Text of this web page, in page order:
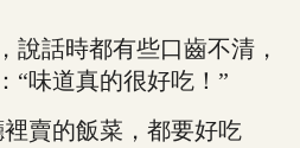
話時都有些口齒不清，
“味道真的很好吃！”
賣的飯菜，都要好吃